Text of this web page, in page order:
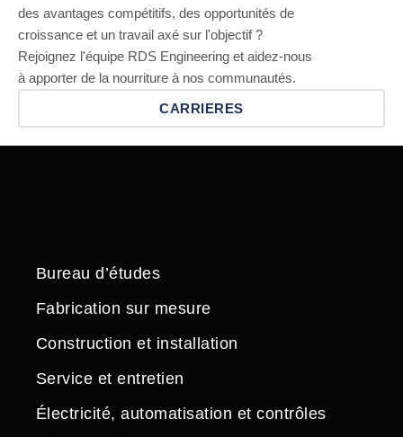
des avantages compétitifs, des opportunités de
croissance et un travail axé sur l'objectif ?
Rejoignez l'équipe RDS Engineering et aidez-nous
à apporter de la nourriture à nos communautés.
CARRIERES
Bureau d’études
Fabrication sur mesure
Construction et installation
Service et entretien
Électricité, automatisation et contrôles